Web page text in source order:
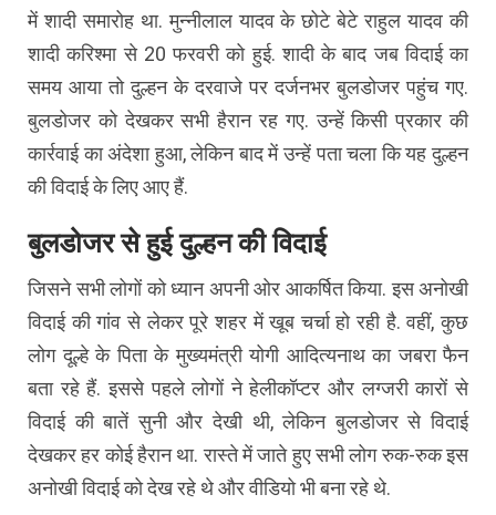
में शादी समारोह था. मुन्नीलाल यादव के छोटे बेटे राहुल यादव की
शादी करिश्मा से 20 फरवरी को हुई. शादी के बाद जब विदाई का
समय आया तो दुल्हन के दरवाजे पर दर्जनभर बुलडोजर पहुंच गए.
बुलडोजर को देखकर सभी हैरान रह गए. उन्हें किसी प्रकार की
कार्रवाई का अंदेशा हुआ, लेकिन बाद में उन्हें पता चला कि यह दुल्हन
की विदाई के लिए आए हैं.
बुलडोजर से हुई दुल्हन की विदाई
जिसने सभी लोगों को ध्यान अपनी ओर आकर्षित किया. इस अनोखी
विदाई की गांव से लेकर पूरे शहर में खूब चर्चा हो रही है. वहीं, कुछ
लोग दूल्हे के पिता के मुख्यमंत्री योगी आदित्यनाथ का जबरा फैन
बता रहे हैं. इससे पहले लोगों ने हेलीकॉप्टर और लग्जरी कारों से
विदाई की बातें सुनी और देखी थी, लेकिन बुलडोजर से विदाई
देखकर हर कोई हैरान था. रास्ते में जाते हुए सभी लोग रुक-रुक इस
अनोखी विदाई को देख रहे थे और वीडियो भी बना रहे थे.